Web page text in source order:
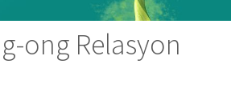
ong Relasyon